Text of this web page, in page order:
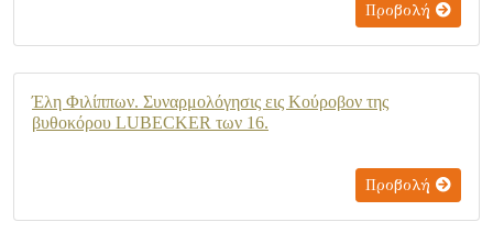
Προβολή
Έλη Φιλίππων. Συναρμολόγησις εις Κούροβον της
βυθοκόρου LUBECKER των 16.
Προβολή